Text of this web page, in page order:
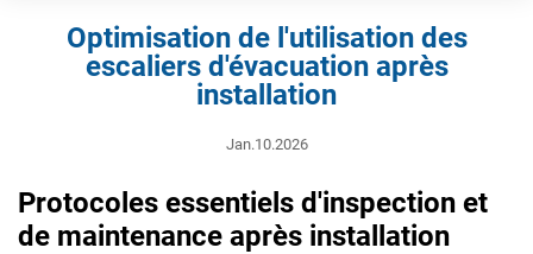
Optimisation de l'utilisation des
escaliers d'évacuation après
installation
Jan.10.2026
Protocoles essentiels d'inspection et
de maintenance après installation